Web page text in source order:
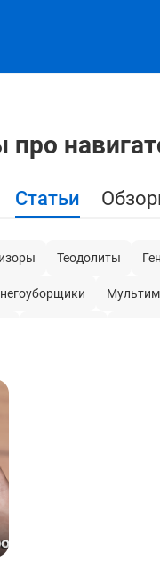
Статьи
Теодолиты